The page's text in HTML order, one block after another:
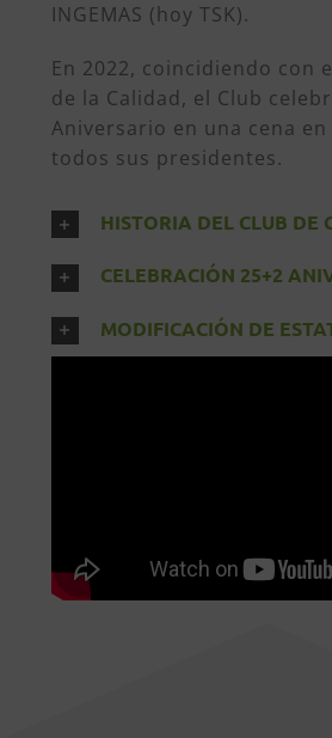
INGEMAS (hoy TSK).
En 2022, coincidiendo con
de la Calidad, el Club
Aniversario en una cena
todos sus presidentes.
HISTORIA DEL CLUB DE
CELEBRACIÓN 25+2
MODIFICACIÓN DE